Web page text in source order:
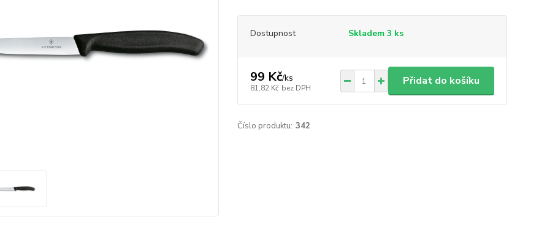
Dostupnost Skladem 3 ks
99 Kč/ks
81,82 Kč bez DPH
Přidat do košíku
Číslo produktu: 342